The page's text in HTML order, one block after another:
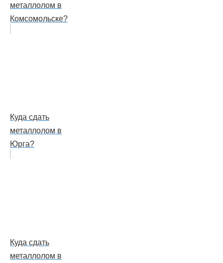
металлолом в
Комсомольске?
Куда сдать
металлолом в
Юрга?
Куда сдать
металлолом в